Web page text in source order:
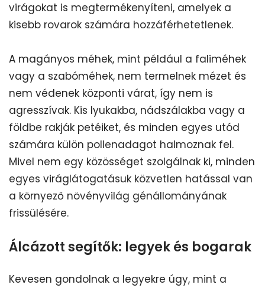
virágokat is megtermékenyíteni, amelyek a
kisebb rovarok számára hozzáférhetetlenek.
A magányos méhek, mint például a faliméhek
vagy a szabóméhek, nem termelnek mézet és
nem védenek központi várat, így nem is
agresszívak. Kis lyukakba, nádszálakba vagy a
földbe rakják petéiket, és minden egyes utód
számára külön pollenadagot halmoznak fel.
Mivel nem egy közösséget szolgálnak ki, minden
egyes viráglátogatásuk közvetlen hatással van
a környező növényvilág génállományának
frissülésére.
Álcázott segítők: legyek és bogarak
Kevesen gondolnak a legyekre úgy, mint a